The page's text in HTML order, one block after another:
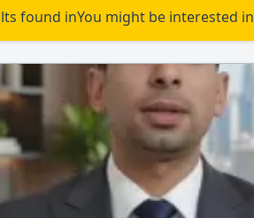
found inYou might be interested in